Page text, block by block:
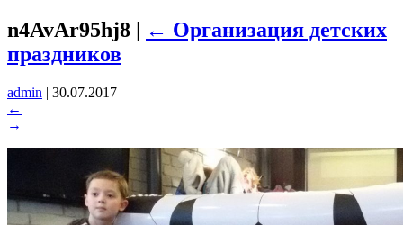
n4AvAr95hj8 | ← Организация детских
праздников
admin | 30.07.2017
←
→